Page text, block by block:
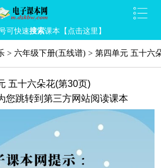
可快速搜索课本【点击这里】
> 六年级下册(五线谱) > 第四单元 五十六
五十六朵花(第30页)
您跳转到第三方网站阅读课本